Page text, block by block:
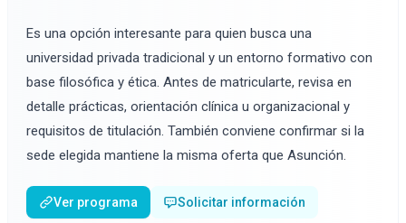
Es una opción interesante para quien busca una
universidad privada tradicional y un entorno formativo con
base filosófica y ética. Antes de matricularte, revisa en
detalle prácticas, orientación clínica u organizacional y
requisitos de titulación. También conviene confirmar si la
sede elegida mantiene la misma oferta que Asunción.
Ver programa Solicitar información